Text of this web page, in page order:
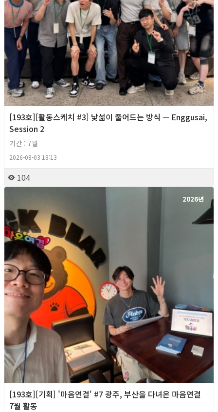
[193호][활동스케치 #3] 낯섦이 줄어드는 방식 — Enggusai,
Session 2
기간 : 7월
2026-08-03 18:13
104
2026년
[193호][기획] '마음연결' #7 광주, 부산을 다녀온 마음연결
7월 활동